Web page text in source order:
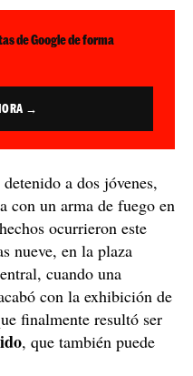
de Google de forma
→
detenido a dos jóvenes,
con un arma de fuego en
ocurrieron este
nueve, en la plaza
cuando una
con la exhibición de
finalmente resultó ser
, que también puede